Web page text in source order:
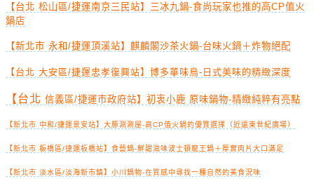
【台北 松山區/捷運南京三民站】三冰九鍋-食尚玩家也推的高CP值火
鍋店
【新北市 永和/捷運頂溪站】麒麟閣沙茶火鍋-台味火鍋＋炸物絕配
【台北 大安區/捷運忠孝復興站】博多華味鳥-日式美味的精緻深度
【台北 信義區/捷運市政府站】初衷小鹿 原味鍋物-精緻純粹有亮點
【新北市 中和/捷運景安站】大豚涮涮屋-高CP值火鍋的優質選擇（近遠東世紀廣場）
【新北市 板橋區/捷運板橋站】食藝鍋-鮮甜滋味波士頓龍王鍋＋厚實肉片大口滿足
【新北市 淡水區/淡海新市鎮】小川鍋物-在質感中尋找一種自然的美食況味